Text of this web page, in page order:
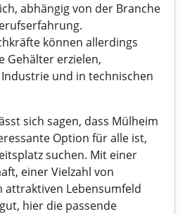
abhängig von der Branche
können allerdings
Gehälter erzielen,
und in technischen
sich sagen, dass Mülheim
Option für alle ist,
suchen. Mit einer
einer Vielzahl von
attraktiven Lebensumfeld
hier die passende